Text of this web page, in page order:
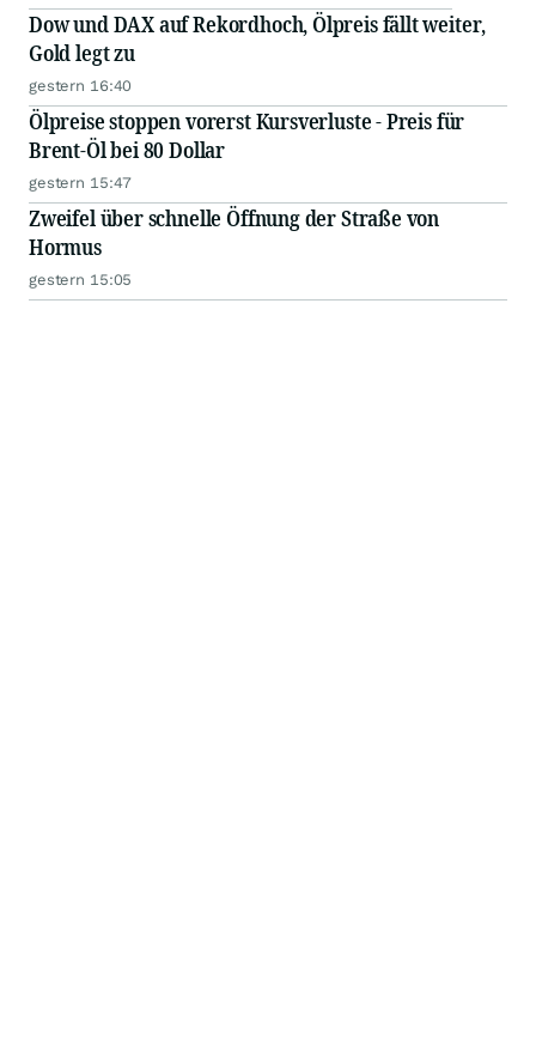
Dow und DAX auf Rekordhoch, Ölpreis fällt weiter,
Gold legt zu
gestern 16:40
Ölpreise stoppen vorerst Kursverluste - Preis für
Brent-Öl bei 80 Dollar
gestern 15:47
Zweifel über schnelle Öffnung der Straße von
Hormus
gestern 15:05